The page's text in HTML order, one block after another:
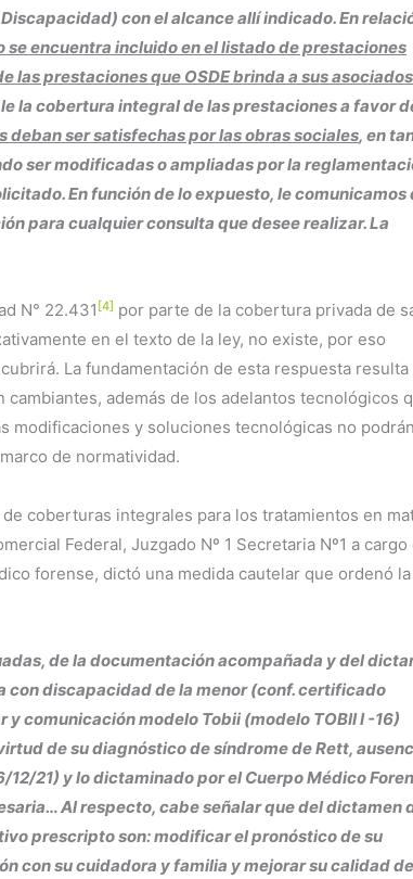
con el alcance allí indicado. En
se encuentra incluido en el listado de prestaciones
prestaciones que OSDE brinda a sus asociados
la cobertura integral de las prestaciones a favor
deban ser satisfechas por las obras sociales, en
ser modificadas o ampliadas por la
En función de lo expuesto, le comunicamos
para cualquier consulta que desee realizar. La
N° 22.431 [4] por parte de la cobertura privada de
en el texto de la ley, no existe, por eso
La fundamentación de esta respuesta resulta
además de los adelantos tecnológicos
modificaciones y soluciones tecnológicas no podrán
de normatividad.
coberturas integrales para los tratamientos en
Federal, Juzgado Nº 1 Secretaria Nº1 a cargo
forense, dictó una medida cautelar que ordenó la
de la documentación acompañada y del
con discapacidad de la menor (conf. certificado
comunicación modelo Tobii (modelo TOBII I -16)
de su diagnóstico de síndrome de Rett,
21) y lo dictaminado por el Cuerpo Médico
Al respecto, cabe señalar que del dictamen
prescripto son: modificar el pronóstico de su
con su cuidadora y familia y mejorar su calidad de